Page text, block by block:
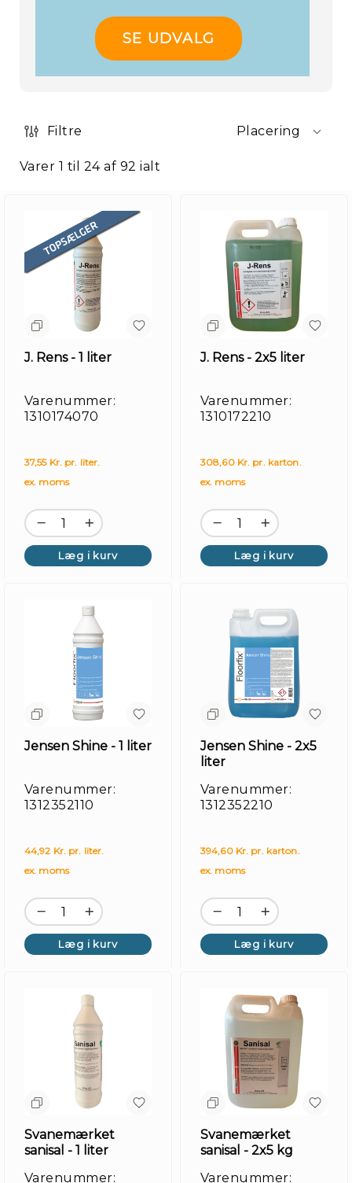
SE UDVALG
Varer 1 til 24af 92 ialt
Filtre Placering
J. Rens - 1 liter
Varenummer:
1310174070
37,55 Kr. pr. liter.
ex. moms
Læg i kurv
J. Rens - 2x5 liter
Varenummer:
1310172210
308,60 Kr. pr. karton.
ex. moms
Læg i kurv
Jensen Shine - 1 liter
Varenummer:
1312352110
44,92 Kr. pr. liter.
ex. moms
Læg i kurv
Jensen Shine - 2x5
liter
Varenummer:
1312352210
394,60 Kr. pr. karton.
ex. moms
Læg i kurv
Svanemærket
sanisal - 1 liter
Varenummer:
Svanemærket
sanisal - 2x5 kg
Varenummer: